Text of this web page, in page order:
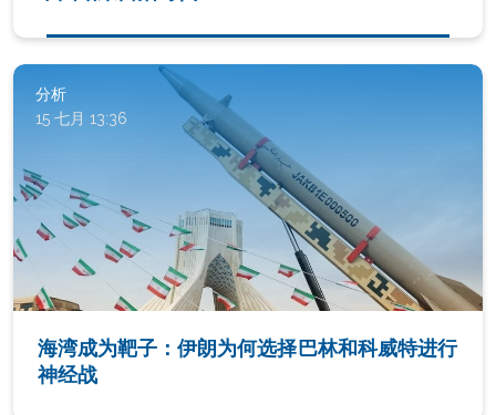
分析
15 七月 13:36
海湾成为靶子：伊朗为何选择巴林和科威特进行
神经战